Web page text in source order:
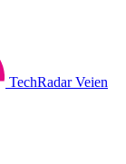
TechRadar Veien